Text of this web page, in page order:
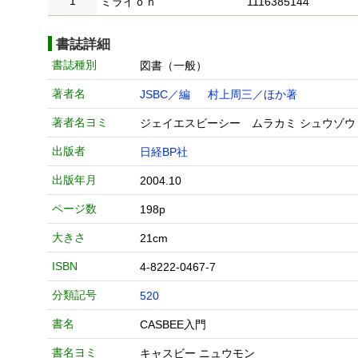
書誌詳細
書誌種別 図書（一般）
著者名 JSBC／編 村上周三／ほか著
著者名ヨミ ジェイエスビーシー ムラカミ シュウゾウ
出版者 日経BP社
出版年月 2004.10
ページ数 198p
大きさ 21cm
ISBN 4-8222-0467-7
分類記号 520
書名 CASBEE入門
書名ヨミ キャスビー ニュウモン